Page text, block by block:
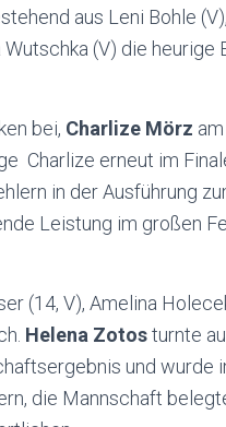
aus Leni Bohle (V),
(V) die heurige
bei, Charlize Mörz am
Charlize erneut im
in der Ausführung
Leistung im großen
(14, V), Amelina
Helena Zotosturnte
und wurde
die Mannschaft